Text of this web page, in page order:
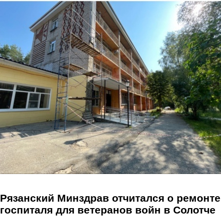
Перейти к основному содержанию
Рязанский Минздрав отчитался о ремонте
госпиталя для ветеранов войн в Солотче